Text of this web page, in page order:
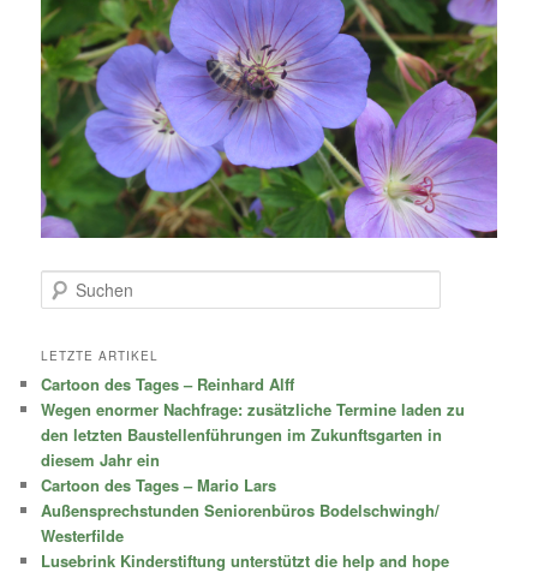
u
h
n
LETZTE ARTIKEL
Cartoon des Tages – Reinhard Alff
Wegen enormer Nachfrage: zusätzliche Termine laden zu
den letzten Baustellenführungen im Zukunftsgarten in
diesem Jahr ein
Cartoon des Tages – Mario Lars
Außensprechstunden Seniorenbüros Bodelschwingh/
Westerfilde
Lusebrink Kinderstiftung unterstützt die help and hope